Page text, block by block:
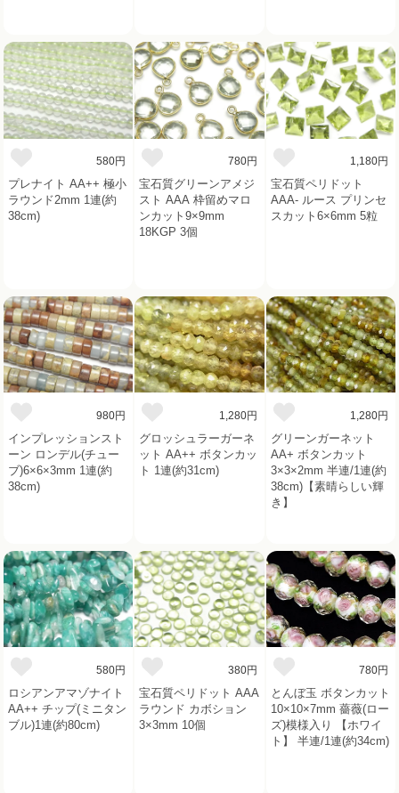
580円
プレナイト AA++ 極小
ラウンド2mm 1連(約
38cm)
780円
宝石質グリーンアメジ
スト AAA 枠留めマロ
ンカット9×9mm
18KGP 3個
1,180円
宝石質ペリドット
AAA- ルース プリンセ
スカット6×6mm 5粒
980円
インプレッションスト
ーン ロンデル(チュー
ブ)6×6×3mm 1連(約
38cm)
1,280円
グロッシュラーガーネ
ット AA++ ボタンカッ
ト 1連(約31cm)
1,280円
グリーンガーネット
AA+ ボタンカット
3×3×2mm 半連/1連(約
38cm)【素晴らしい輝
き】
580円
ロシアンアマゾナイト
AA++ チップ(ミニタン
ブル)1連(約80cm)
380円
宝石質ペリドット AAA
ラウンド カボション
3×3mm 10個
780円
とんぼ玉 ボタンカット
10×10×7mm 薔薇(ロー
ズ)模様入り 【ホワイ
ト】 半連/1連(約34cm)